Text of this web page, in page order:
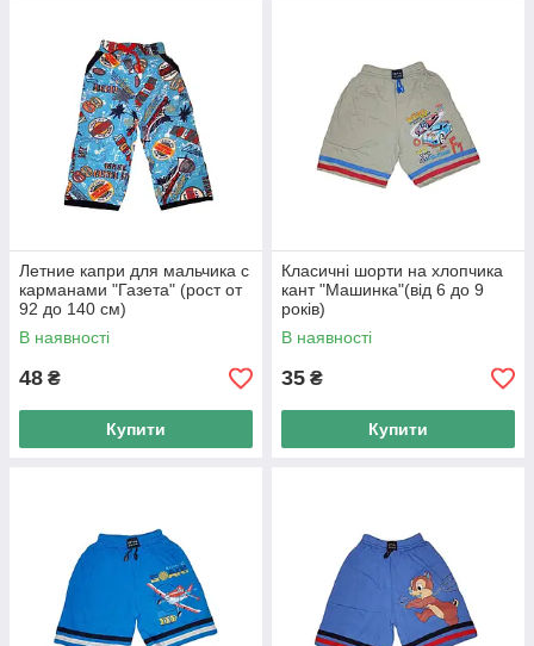
Летние капри для мальчика с
карманами "Газета" (рост от
92 до 140 см)
В наявності
48 ₴
Купити
Класичні шорти на хлопчика
кант "Машинка"(від 6 до 9
років)
В наявності
35 ₴
Купити